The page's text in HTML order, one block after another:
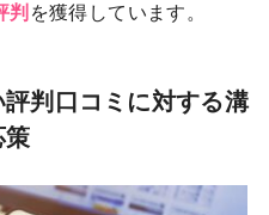
判 を獲得しています。
判口コミに対する溝
策